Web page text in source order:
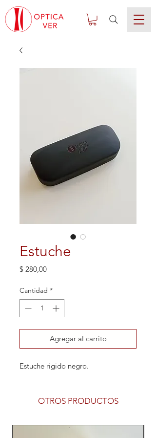
Estuche
$ 280,00Precio
Cantidad *
Agregar al carrito
Estuche rigido negro.
OTROS PRODUCTOS